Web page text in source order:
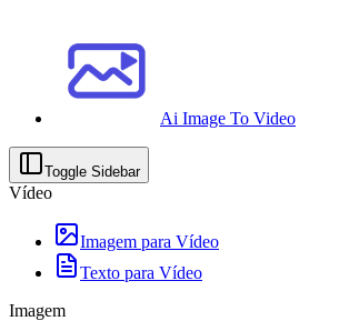
Ai Image To Video
Toggle Sidebar
Vídeo
Imagem para Vídeo
Texto para Vídeo
Imagem